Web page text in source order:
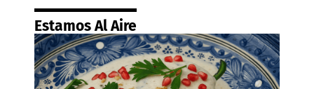
Estamos Al Aire